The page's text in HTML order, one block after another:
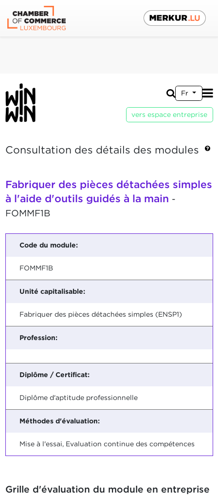
Fr
vers espace entreprise
Consultation des détails des modules
Fabriquer des pièces détachées simples
à l'aide d'outils guidés à la main -
FOMMF1B
Code du module:
FOMMF1B
Unité capitalisable:
Fabriquer des pièces détachées simples (ENSP1)
Profession:
Diplôme / Certificat:
Diplôme d'aptitude professionnelle
Méthodes d'évaluation:
Mise à l'essai, Evaluation continue des compétences
Grille d'évaluation du module en entreprise